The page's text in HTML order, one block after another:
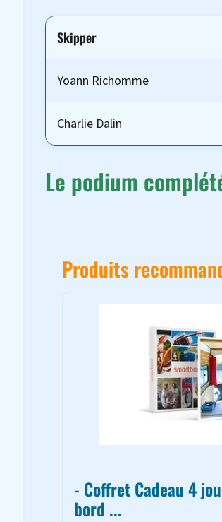
Skipper
Yoann Richomme
Charlie Dalin
Le podium
Produits
- Coffret Cadeau 4
bord ...